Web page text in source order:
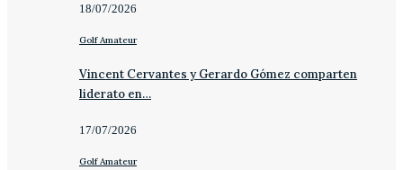
18/07/2026
Golf Amateur
Vincent Cervantes y Gerardo Gómez comparten
liderato en…
17/07/2026
Golf Amateur